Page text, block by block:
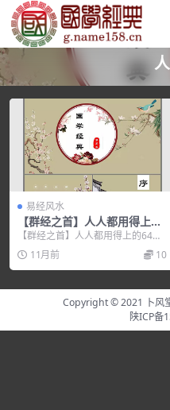
易经风水
【群经之首】人人都用得上的
64个易经智慧
【群经之首】人人都用得上的64个
易经智慧，培训讲座视频，培训课
程视频教程下载，百...
11月前 10
Copyright © 2021 卜风
陕ICP备